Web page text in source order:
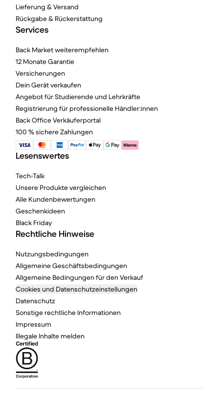
Lieferung & Versand
Rückgabe & Rückerstattung
Services
Back Market weiterempfehlen
12 Monate Garantie
Versicherungen
Dein Gerät verkaufen
Angebot für Studierende und Lehrkräfte
Registrierung für professionelle Händler:innen
Back Office Verkäuferportal
100 % sichere Zahlungen
Lesenswertes
Tech-Talk
Unsere Produkte vergleichen
Alle Kundenbewertungen
Geschenkideen
Black Friday
Rechtliche Hinweise
Nutzungsbedingungen
Allgemeine Geschäftsbedingungen
Allgemeine Bedingungen für den Verkauf
Cookies und Datenschutzeinstellungen
Datenschutz
Sonstige rechtliche Informationen
Impressum
Illegale Inhalte melden